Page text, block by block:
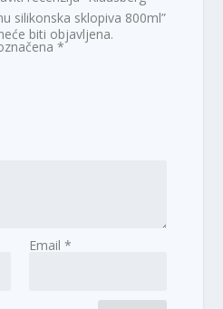
silikonska sklopiva 800ml”
biti objavljena.
*
Email *